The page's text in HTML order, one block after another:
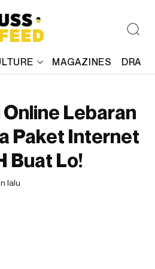
MAGAZINES
Lebaran
Paket Internet
Buat Lo!
lalu